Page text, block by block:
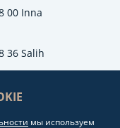
00 Inna
36 Salih
мы используем